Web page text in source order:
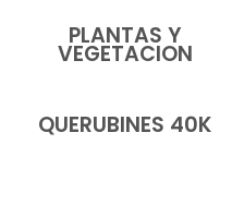
PLANTAS Y
VEGETACION
QUERUBINES 40K